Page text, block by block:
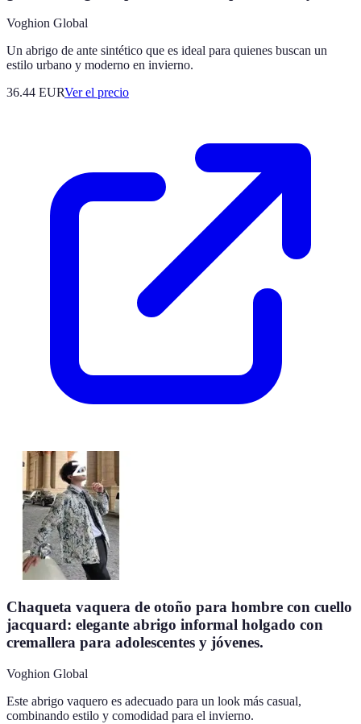
Voghion Global
Un abrigo de ante sintético que es ideal para quienes buscan un
estilo urbano y moderno en invierno.
36.44 EURVer el precio
Chaqueta vaquera de otoño para hombre con cuello
jacquard: elegante abrigo informal holgado con
cremallera para adolescentes y jóvenes.
Voghion Global
Este abrigo vaquero es adecuado para un look más casual,
combinando estilo y comodidad para el invierno.